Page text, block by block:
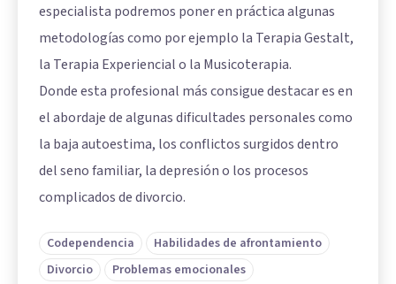
especialista podremos poner en práctica algunas
metodologías como por ejemplo la Terapia Gestalt,
la Terapia Experiencial o la Musicoterapia.
Donde esta profesional más consigue destacar es en
el abordaje de algunas dificultades personales como
la baja autoestima, los conflictos surgidos dentro
del seno familiar, la depresión o los procesos
complicados de divorcio.
Codependencia
Habilidades de afrontamiento
Divorcio
Problemas emocionales